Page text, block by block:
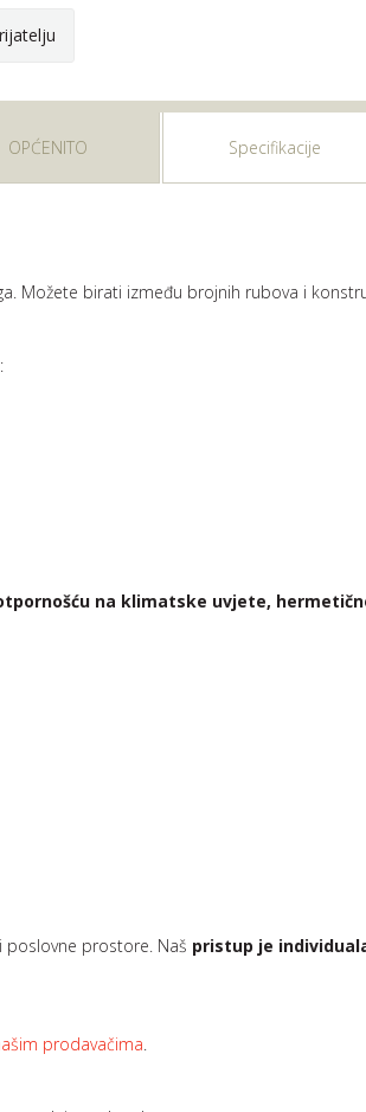
OPĆENITO Specifikacije
Možete birati između brojnih rubova i
:
na klimatske uvjete,
poslovne prostore. Naš pristup je
prodavačima.